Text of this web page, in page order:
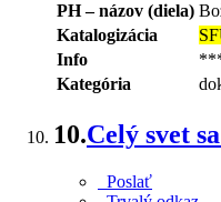
PH – názov (diela)
Katalogizácia
Info
Kategória
10.Celý svet
Poslať